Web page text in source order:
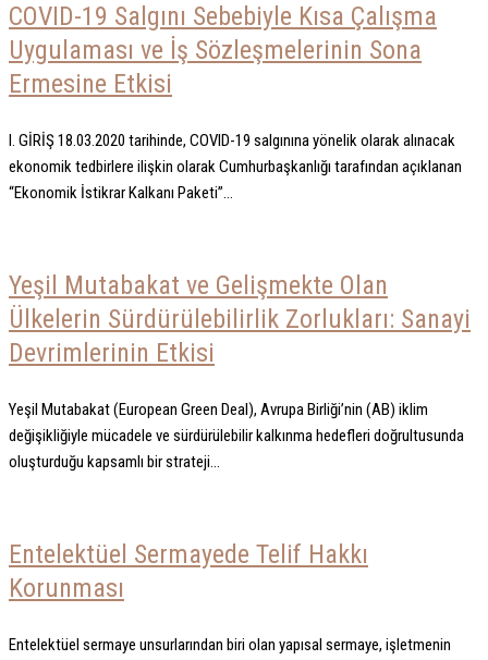
COVID-19 Salgını Sebebiyle Kısa Çalışma
Uygulaması ve İş Sözleşmelerinin Sona
Ermesine Etkisi
I. GİRİŞ 18.03.2020 tarihinde, COVID-19 salgınına yönelik olarak alınacak
ekonomik tedbirlere ilişkin olarak Cumhurbaşkanlığı tarafından açıklanan
“Ekonomik İstikrar Kalkanı Paketi”...
Yeşil Mutabakat ve Gelişmekte Olan
Ülkelerin Sürdürülebilirlik Zorlukları: Sanayi
Devrimlerinin Etkisi
Yeşil Mutabakat (European Green Deal), Avrupa Birliği’nin (AB) iklim
değişikliğiyle mücadele ve sürdürülebilir kalkınma hedefleri doğrultusunda
oluşturduğu kapsamlı bir strateji...
Entelektüel Sermayede Telif Hakkı
Korunması
Entelektüel sermaye unsurlarından biri olan yapısal sermaye, işletmenin